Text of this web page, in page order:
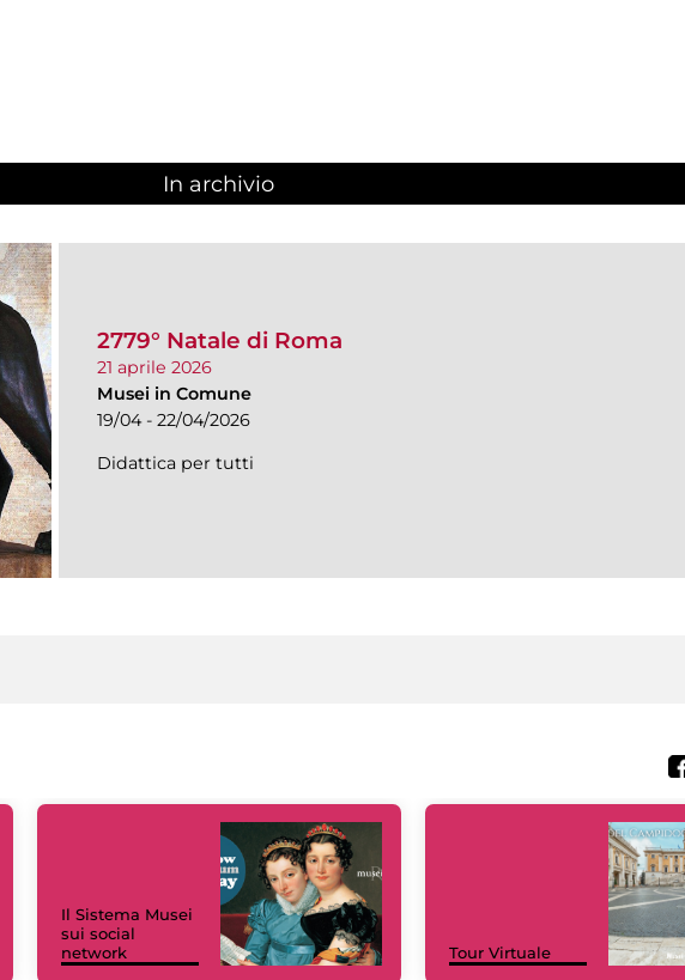
In archivio
2779° Natale di Roma
21 aprile 2026
Musei in Comune
19/04 - 22/04/2026
Didattica per tutti
Il Sistema Musei
sui social
network
Tour Virtuale